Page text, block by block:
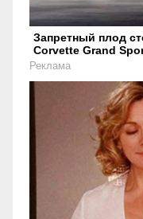
Запретный плод
Corvette Grand
Реклама